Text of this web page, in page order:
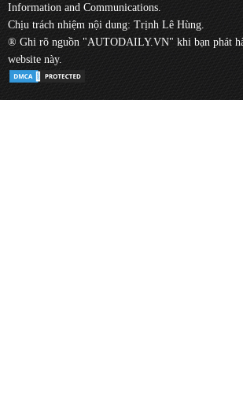
Information and Communications.
Chịu trách nhiệm nội dung: Trịnh Lê Hùng.
® Ghi rõ nguồn "AUTODAILY.VN" khi bạn phát
website này.